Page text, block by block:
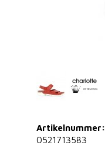
Artikelnummer:
0521713583